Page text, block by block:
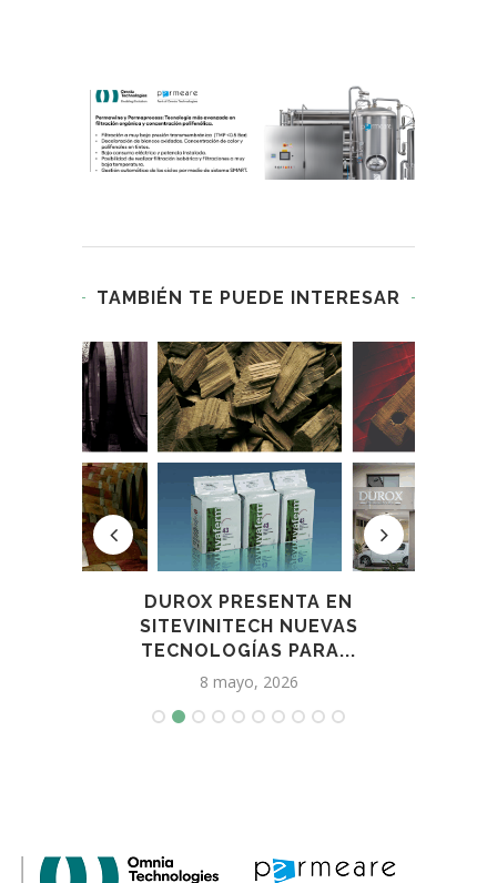
TAMBIÉN TE PUEDE INTERESAR
DUROX PRESENTA EN
SITEVINITECH NUEVAS
TECNOLOGÍAS PARA...
8 mayo, 2026